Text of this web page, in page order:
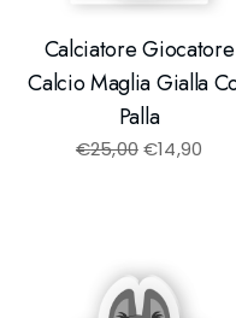
Calciatore Giocatore
Calcio Maglia Gialla
Palla
€25,00€14,90